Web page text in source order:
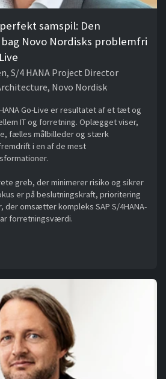
samspil: Den
Novo Nordisks problemfri
S/4 HANA Project Director
Novo Nordisk
Go-Live er resultatet af et tæt og
IT og forretning. Oplægget viser,
fælles målbilleder og stærk
i en af de mest
greb, der minimerer risiko og sikrer
er på beslutningskraft, prioritering
der omsætter kompleks SAP S/4HANA-
forretningsværdi.